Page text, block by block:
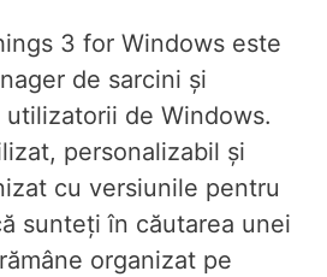
3 for Windows este
de sarcini și
de Windows.
personalizabil și
cu versiunile pentru
sunteți în căutarea unei
organizat pe